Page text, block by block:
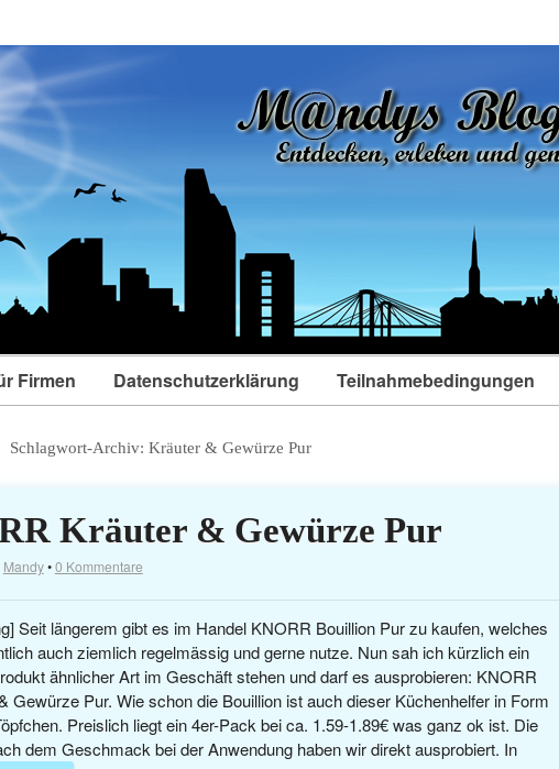
Firmen Datenschutzerklärung Teilnahmebedingungen
Schlagwort-Archiv:Kräuter & Gewürze Pur
Kräuter & Gewürze Pur
Mandy•0 Kommentare
Seit längerem gibt es im Handel KNORR Bouillion Pur zu kaufen, welches
auch ziemlich regelmässig und gerne nutze. Nun sah ich kürzlich ein
ähnlicher Art im Geschäft stehen und darf es ausprobieren: KNORR
Gewürze Pur. Wie schon die Bouillion ist auch dieser Küchenhelfer in Form
Preislich liegt ein 4er-Pack bei ca. 1.59-1.89€ was ganz ok ist. Die
dem Geschmack bei der Anwendung haben wir direkt ausprobiert. In